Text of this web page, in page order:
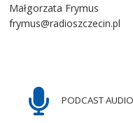
Małgorzata Frymus
frymus@radioszczecin.pl
PODCAST AUDIO